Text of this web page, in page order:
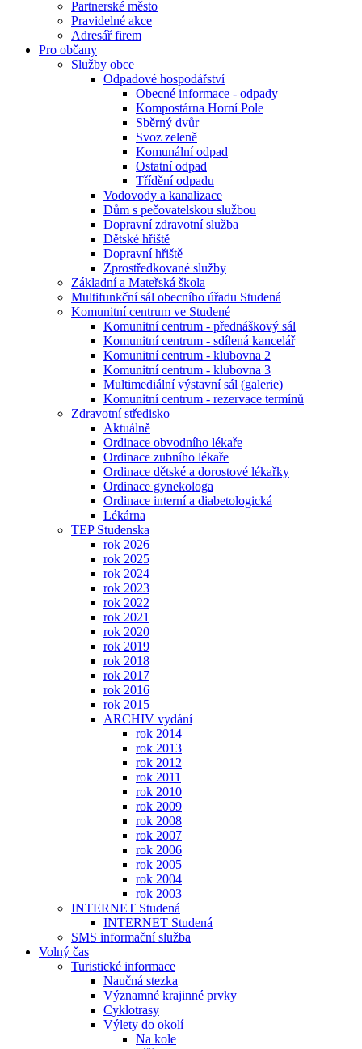
Partnerské město
Pravidelné akce
Adresář firem
Pro občany
Služby obce
Odpadové hospodářství
Obecné informace - odpady
Kompostárna Horní Pole
Sběrný dvůr
Svoz zeleně
Komunální odpad
Ostatní odpad
Třídění odpadu
Vodovody a kanalizace
Dům s pečovatelskou službou
Dopravní zdravotní služba
Dětské hřiště
Dopravní hřiště
Zprostředkované služby
Základní a Mateřská škola
Multifunkční sál obecního úřadu Studená
Komunitní centrum ve Studené
Komunitní centrum - přednáškový sál
Komunitní centrum - sdílená kancelář
Komunitní centrum - klubovna 2
Komunitní centrum - klubovna 3
Multimediální výstavní sál (galerie)
Komunitní centrum - rezervace termínů
Zdravotní středisko
Aktuálně
Ordinace obvodního lékaře
Ordinace zubního lékaře
Ordinace dětské a dorostové lékařky
Ordinace gynekologa
Ordinace interní a diabetologická
Lékárna
TEP Studenska
rok 2026
rok 2025
rok 2024
rok 2023
rok 2022
rok 2021
rok 2020
rok 2019
rok 2018
rok 2017
rok 2016
rok 2015
ARCHIV vydání
rok 2014
rok 2013
rok 2012
rok 2011
rok 2010
rok 2009
rok 2008
rok 2007
rok 2006
rok 2005
rok 2004
rok 2003
INTERNET Studená
INTERNET Studená
SMS informační služba
Volný čas
Turistické informace
Naučná stezka
Významné krajinné prvky
Cyklotrasy
Výlety do okolí
Na kole